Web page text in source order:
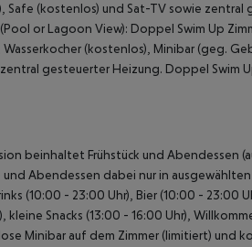
(kostenlos) und Sat-TV sowie zentral
or Lagoon View): Doppel Swim Up
(kostenlos), Minibar (geg.
gesteuerter Heizung. Doppel Swim
beinhaltet Frühstück und Abendessen
Abendessen dabei nur in ausgewählten
(10:00 - 23:00 Uhr), Bier (10:00 - 23:00
kleine Snacks (13:00 - 16:00 Uhr),
Minibar auf dem Zimmer (limitiert) und